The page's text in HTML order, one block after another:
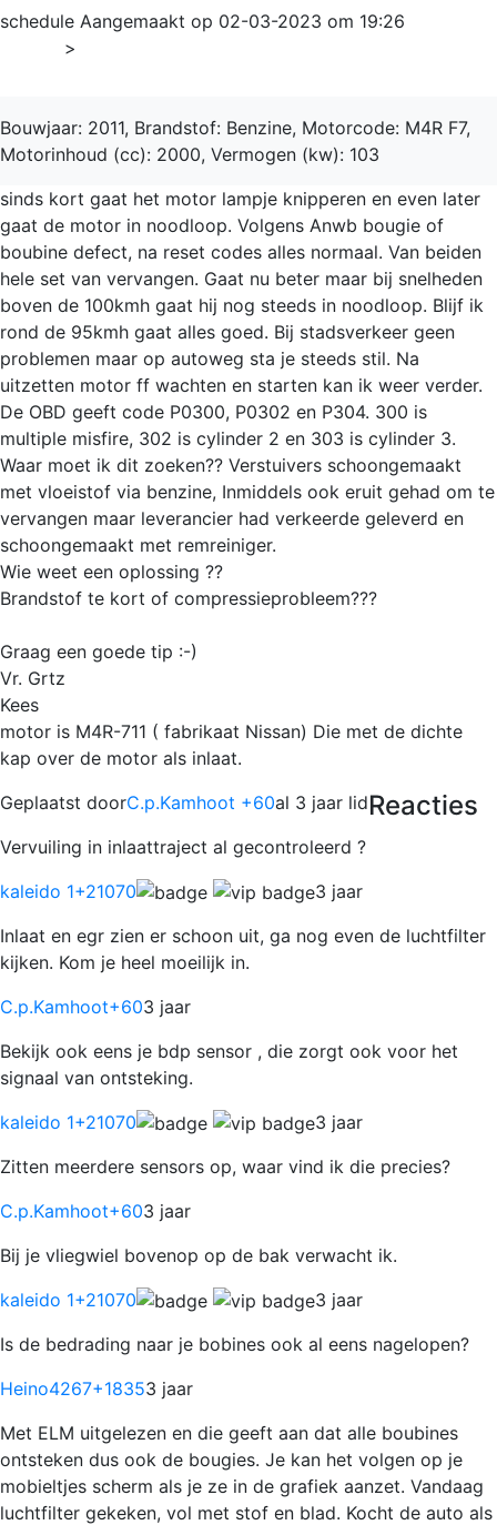
schedule Aangemaakt op 02-03-2023 om 19:26
>
Bouwjaar: 2011, Brandstof: Benzine, Motorcode: M4R F7,
Motorinhoud (cc): 2000, Vermogen (kw): 103
sinds kort gaat het motor lampje knipperen en even later
gaat de motor in noodloop. Volgens Anwb bougie of
boubine defect, na reset codes alles normaal. Van beiden
hele set van vervangen. Gaat nu beter maar bij snelheden
boven de 100kmh gaat hij nog steeds in noodloop. Blijf ik
rond de 95kmh gaat alles goed. Bij stadsverkeer geen
problemen maar op autoweg sta je steeds stil. Na
uitzetten motor ff wachten en starten kan ik weer verder.
De OBD geeft code P0300, P0302 en P304. 300 is
multiple misfire, 302 is cylinder 2 en 303 is cylinder 3.
Waar moet ik dit zoeken?? Verstuivers schoongemaakt
met vloeistof via benzine, Inmiddels ook eruit gehad om te
vervangen maar leverancier had verkeerde geleverd en
schoongemaakt met remreiniger.
Wie weet een oplossing ??
Brandstof te kort of compressieprobleem???
Graag een goede tip :-)
Vr. Grtz
Kees
motor is M4R-711 ( fabrikaat Nissan) Die met de dichte
kap over de motor als inlaat.
Geplaatst doorC.p.Kamhoot +60al 3 jaar lidReacties
Vervuiling in inlaattraject al gecontroleerd ?
kaleido 1+21070
3 jaar
Inlaat en egr zien er schoon uit, ga nog even de luchtfilter
kijken. Kom je heel moeilijk in.
C.p.Kamhoot+603 jaar
Bekijk ook eens je bdp sensor , die zorgt ook voor het
signaal van ontsteking.
kaleido 1+21070
3 jaar
Zitten meerdere sensors op, waar vind ik die precies?
C.p.Kamhoot+603 jaar
Bij je vliegwiel bovenop op de bak verwacht ik.
kaleido 1+21070
3 jaar
Is de bedrading naar je bobines ook al eens nagelopen?
Heino4267+18353 jaar
Met ELM uitgelezen en die geeft aan dat alle boubines
ontsteken dus ook de bougies. Je kan het volgen op je
mobieltjes scherm als je ze in de grafiek aanzet. Vandaag
luchtfilter gekeken, vol met stof en blad. Kocht de auto als